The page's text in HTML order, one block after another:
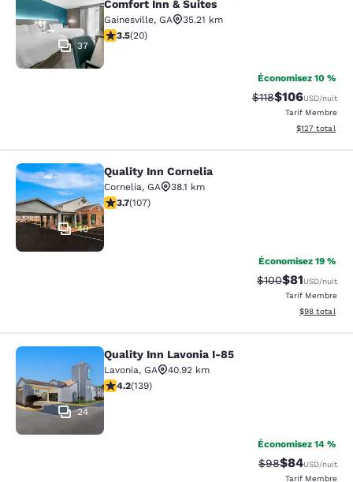
37
Comfort Inn & Suites
Gainesville, GA
35.21 km
3.55 étoiles. Bien. 20 commentaires
3.5(20)
Économisez 10 %
Tarif barré :
$118Tarif réduit :
$106USD/nuit
Tarif Membre
Afficher les
$127 total
Quality Inn Cornelia
40
Quality Inn Cornelia
Cornelia, GA
38.1 km
3.66 étoiles. Bien. 107 commentaires
3.7(107)
Économisez 19 %
Tarif barré :
$100Tarif réduit :
$81USD/nuit
Tarif Membre
Afficher les
$98 total
Quality Inn Lavonia I-85
24
Quality Inn Lavonia I-85
Lavonia, GA
40.92 km
4.24 étoiles. Excellent. 139 commentaires
4.2(139)
Économisez 14 %
Tarif barré :
$98Tarif réduit :
$84USD/nuit
Tarif Membre